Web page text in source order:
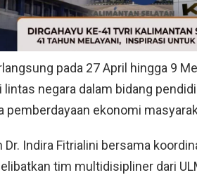
pada 27 April hingga 9
negara dalam bidang
pemberdayaan ekonomi
Dr. Indira Fitrialini bersama
tim multidisipliner dari